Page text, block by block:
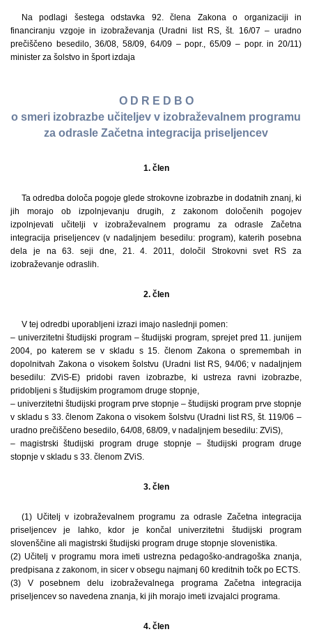
Na podlagi šestega odstavka 92. člena Zakona o organizaciji in
financiranju vzgoje in izobraževanja (Uradni list RS, št. 16/07 – uradno
prečiščeno besedilo, 36/08, 58/09, 64/09 – popr., 65/09 – popr. in 20/11)
minister za šolstvo in šport izdaja
O D R E D B O
o smeri izobrazbe učiteljev v izobraževalnem programu
za odrasle Začetna integracija priseljencev
1. člen
Ta odredba določa pogoje glede strokovne izobrazbe in dodatnih znanj, ki
jih morajo ob izpolnjevanju drugih, z zakonom določenih pogojev
izpolnjevati učitelji v izobraževalnem programu za odrasle Začetna
integracija priseljencev (v nadaljnjem besedilu: program), katerih posebna
dela je na 63. seji dne, 21. 4. 2011, določil Strokovni svet RS za
izobraževanje odraslih.
2. člen
V tej odredbi uporabljeni izrazi imajo naslednji pomen:
– univerzitetni študijski program – študijski program, sprejet pred 11. junijem
2004, po katerem se v skladu s 15. členom Zakona o spremembah in
dopolnitvah Zakona o visokem šolstvu (Uradni list RS, 94/06; v nadaljnjem
besedilu: ZViS-E) pridobi raven izobrazbe, ki ustreza ravni izobrazbe,
pridobljeni s študijskim programom druge stopnje,
– univerzitetni študijski program prve stopnje – študijski program prve stopnje
v skladu s 33. členom Zakona o visokem šolstvu (Uradni list RS, št. 119/06 –
uradno prečiščeno besedilo, 64/08, 68/09, v nadaljnjem besedilu: ZViS),
– magistrski študijski program druge stopnje – študijski program druge
stopnje v skladu s 33. členom ZViS.
3. člen
(1) Učitelj v izobraževalnem programu za odrasle Začetna integracija
priseljencev je lahko, kdor je končal univerzitetni študijski program
slovenščine ali magistrski študijski program druge stopnje slovenistika.
(2) Učitelj v programu mora imeti ustrezna pedagoško-andragoška znanja,
predpisana z zakonom, in sicer v obsegu najmanj 60 kreditnih točk po ECTS.
(3) V posebnem delu izobraževalnega programa Začetna integracija
priseljencev so navedena znanja, ki jih morajo imeti izvajalci programa.
4. člen